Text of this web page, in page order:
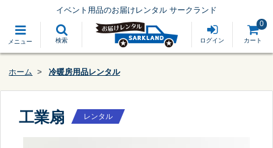
メニュー 検索
イベント用品のお届けレンタル サークランド
ログイン カート
0
ホーム 冷暖房用品レンタル
工業扇 レンタル